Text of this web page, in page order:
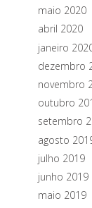
maio 2020
abril 2020
janeiro
dezembro
novembro
outubro
setembro
agosto
julho 2019
junho 2019
maio 2019